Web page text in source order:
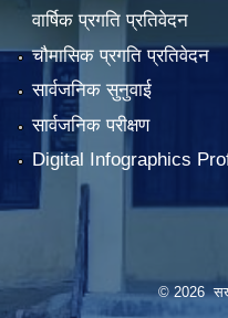
वार्षिक प्रगति प्रतिवेदन
चौमासिक प्रगति प्रतिवेदन
सार्वजनिक सुनुवाई
सार्वजनिक परीक्षण
Digital Infographics
© 2026